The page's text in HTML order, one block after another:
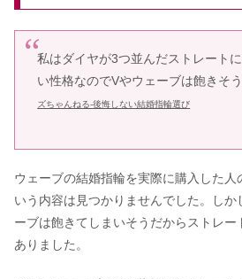
私はダイヤが3つ並んだストレート
い性格なのでVやウェーブは飽きそう
ズちゃんねる-後悔しない結婚指輪選び
ウェーブの結婚指輪を実際に購入した人
いう内容は見つかりませんでした。しか
ーブは飽きてしまいそうだからストレー
ありました。